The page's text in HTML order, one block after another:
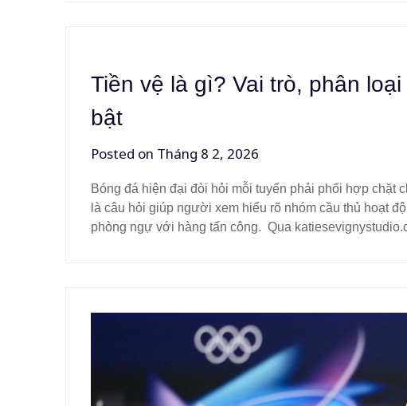
Tiền vệ là gì? Vai trò, phân
bật
Posted on Tháng 8 2, 2026
Bóng đá hiện đại đòi hỏi mỗi tuyến phải phối hợp chặt
là câu hỏi giúp người xem hiểu rõ nhóm cầu thủ hoạt
phòng ngự với hàng tấn công. Qua